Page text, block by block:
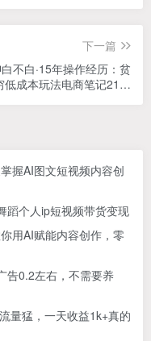
下一篇
不白·15年操作经历：贫
低成本玩法电商笔记21节
握AI图文短视频内容创
蹈个人ip短视频带货变现
用AI赋能内容创作，​零
告0.2左右，不需要养
量猛，一天收益1k+真的